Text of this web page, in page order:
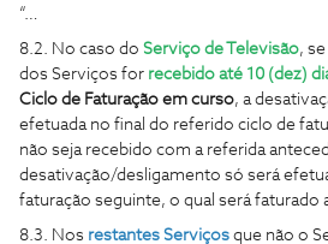
“…
8.2. No caso do Serviço de Televisão,
dos Serviços for recebido até 10 (dez)
Ciclo de Faturação em curso, a
efetuada no final do referido ciclo de
não seja recebido com a referida
desativação/desligamento só será
faturação seguinte, o qual será faturado
8.3. Nos restantes Serviços que não o